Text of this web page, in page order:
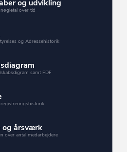
og udvikling
over tid
og Adressehistorik
samt PDF
og årsværk
over antal medarbejdere